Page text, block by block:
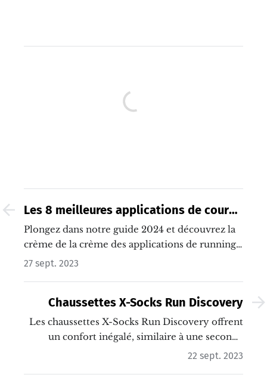
Les 8 meilleures applications de course
à pied
Plongez dans notre guide 2024 et découvrez la
crème de la crème des applications de running
pour transformer chaque course à pied en
27 sept. 2023
Chaussettes X-Socks Run Discovery
Les chaussettes X-Socks Run Discovery offrent
un confort inégalé, similaire à une seconde
peau.…
22 sept. 2023